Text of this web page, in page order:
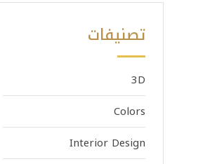
تصنيفات
3D
Colors
Interior Design